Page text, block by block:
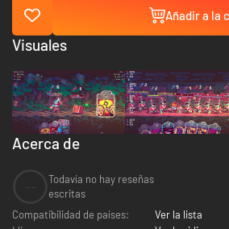
Añadir a la
Acerca de
Todavía no hay reseñas
escritas
Compatibilidad de países:
Ver la lista
Visuales